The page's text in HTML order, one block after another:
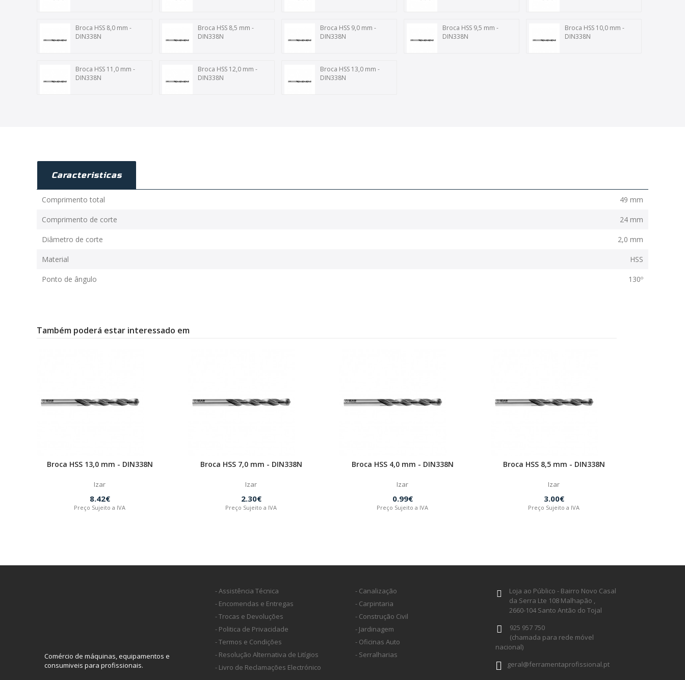
Broca HSS 8,0 mm -
DIN338N
Broca HSS 8,5 mm -
DIN338N
Broca HSS 9,0 mm -
DIN338N
Broca HSS 9,5 mm -
DIN338N
Broca HSS 10,0 mm -
DIN338N
Broca HSS 11,0 mm -
DIN338N
Broca HSS 12,0 mm -
DIN338N
Broca HSS 13,0 mm -
DIN338N
Caracteristicas
Comprimento total 49 mm
Comprimento de corte 24 mm
Diâmetro de corte 2,0 mm
Material HSS
Ponto de ângulo 130º
Também poderá estar interessado em
Broca HSS 13,0 mm - DIN338N
Izar
8.42€
Preço Sujeito a IVA
Broca HSS 7,0 mm - DIN338N
Izar
2.30€
Preço Sujeito a IVA
Broca HSS 4,0 mm - DIN338N
Izar
0.99€
Preço Sujeito a IVA
Broca HSS 8,5 mm - DIN338N
Izar
3.00€
Preço Sujeito a IVA
Comércio de máquinas, equipamentos e
consumiveis para profissionais.
- Assistência Técnica
- Encomendas e Entregas
- Trocas e Devoluções
- Politica de Privacidade
- Termos e Condições
- Resolução Alternativa de Litígios
- Livro de Reclamações Electrónico
- Canalização
- Carpintaria
- Construção Civil
- Jardinagem
- Oficinas Auto
- Serralharias
Loja ao Público - Bairro Novo Casal
da Serra Lte 108 Malhapão ,
2660-104 Santo Antão do Tojal
925 957 750
(chamada para rede móvel
nacional)
geral@ferramentaprofissional.pt